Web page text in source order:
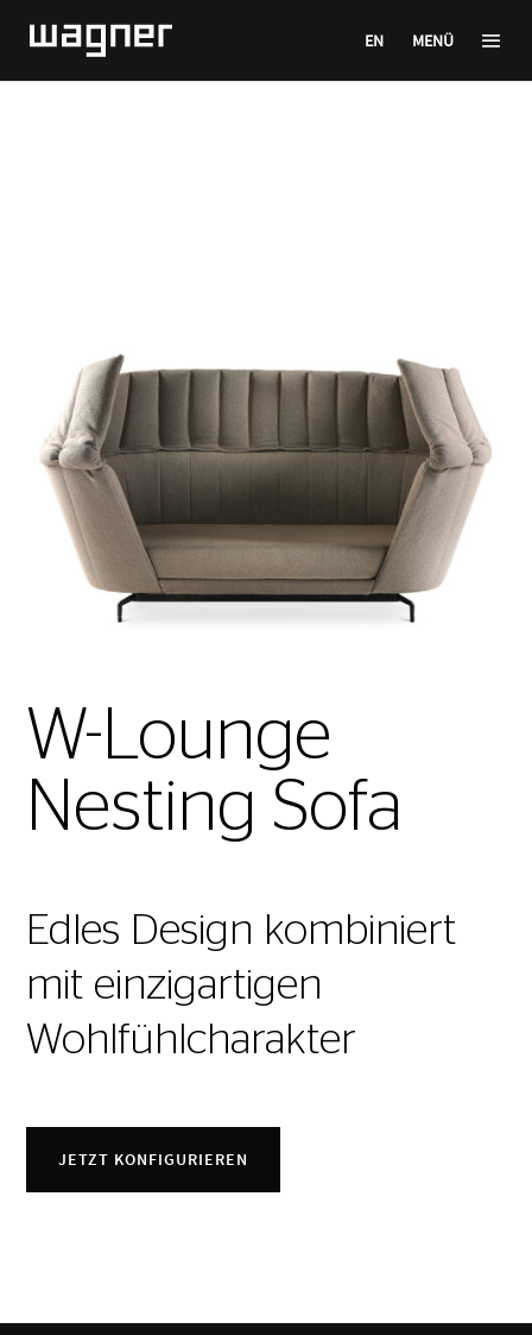
EN MENÜ
W-Lounge
Nesting Sofa
Edles Design kombiniert
mit einzigartigen
Wohlfühlcharakter
JETZT KONFIGURIEREN